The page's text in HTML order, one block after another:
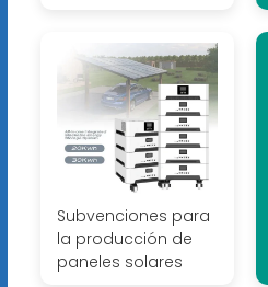
Subvenciones para
la producción de
paneles solares